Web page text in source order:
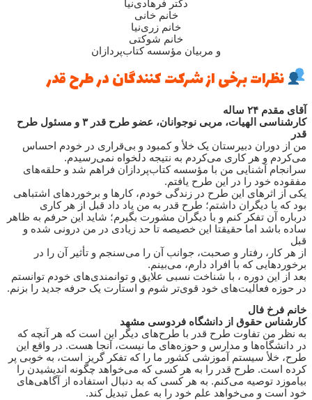
دکتر فرهادی‌نیا
خانم خانی
خانم زری‌نیا
خانم شوکتی
و مربیان مؤسسه کتاب‌پردازان
نظرات برخی از شرکت کنندگان در طرح قدر
آقای مقدم ۲۴ ساله
کارشناسی الهیات، مربی نوجوانان، عضو طرح قدر ۳ و مسئول طرح
قدر
من از دوران دبیرستان یک خلأ و کمبود و بی‌قراری در خودم احساس
می­‌کردم و هر کاری می‌کردم به نتیجه دلخواه نمی‌رسیدم.
سرانجام آشنایی من با مؤسسه کتاب‌پردازان فراهم شد و حلقه‌های
مفقوده خود را در این طرح یافتم.
یکی از اثرهای این طرح در زندگی خودم، کارها و برخوردهای اشتباهی
بود که با دیگران داشتم؛ طرح قدر به من یاد داد قبل از هر کاری
درباره آن تفکر کنم و با دیگران مشورت بگیرم؛ شاید این حرفم به ظاهر
ساده باشد اما حقیقتا این خصیصه تا حد زیادی در من درونی شده و
قبل
از هر کار، رفتار و صحبت، جوانب آن را می‌سنجم و تأثیر آن را در
برخوردهایی که با افراد دارم، می­‌بینم.
بعد از این دوره ، با شناخت نسبی علایق و توانمندی‌های خودم توانستم
در حوزه فعالیت‌های خود قوی‌تر شوم و استارت یک حرفه جدید را بزنم.
خانم فرخ فال
کارشناس حقوق از دانشگاه فردوسی مشهد
به نظر من تفاوت طرح قدر با طرح‌های دیگر این است که هر آنچه که
در دانشگاه‌ها و مدارس و حوزه‌های ما نیست، آنجا هست. در واقع این
طرح، خلأ سیستم آموزشی کشور ما را که تفکر گریز است، به خوبی پر
کرده است. طرح قدر را به هر کسی که می‌خواهد چگونه اندیشیدن را
بیاموزد توصیه می‌کنم. به هر کسی که به دنبال استفاده از آگاهی‌های
خود است و می‌خواهد علم خود را به عمل تبدیل کند.